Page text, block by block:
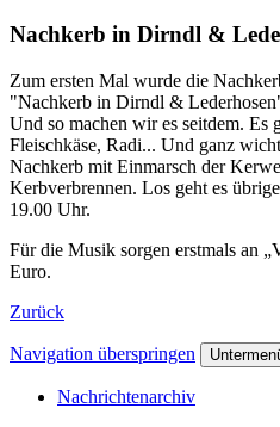
Nachkerb in Dirndl &
Zum ersten Mal wurde die
"Nachkerb in Dirndl &
Und so machen wir es seitdem.
Fleischkäse, Radi... Und ganz
Nachkerb mit Einmarsch der
Kerbverbrennen. Los geht es
19.00 Uhr.
Für die Musik sorgen erstmals an
Euro.
Zurück
Navigation überspringen
Nachrichtenarchiv